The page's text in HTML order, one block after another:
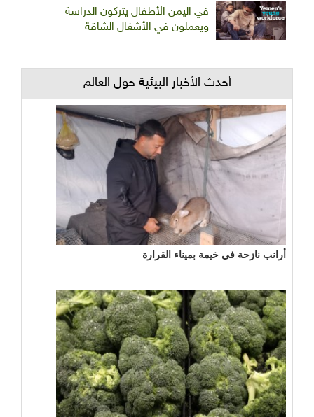
في اليمن الأطفال يتركون الدراسة
ويعملون في الأشغال الشاقة
أحدث الأخبار البيئية حول العالم
أرانب نازحة في خيمة بميناء القرارة